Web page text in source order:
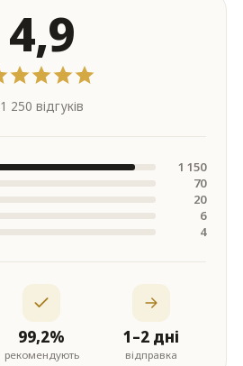
4,9
1 250 відгуків
1 150
70
20
6
4
99,2%
рекомендують
1–2 дні
відправка